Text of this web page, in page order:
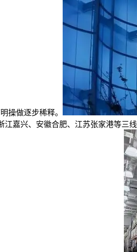
操做逐步稀释。
嘉兴、安徽合肥、江苏张家港等三